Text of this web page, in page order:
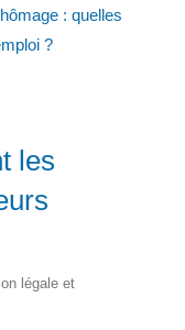
: quelles
?
les
légale et